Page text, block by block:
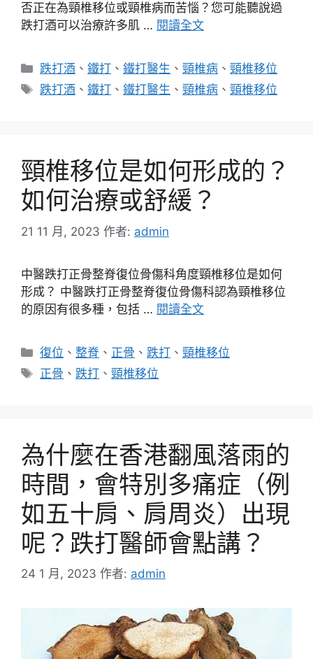
否正在為頸椎移位或頸椎病而苦惱？您可能聽說過
跌打酒可以治療許多肌 … 閱讀全文
分
類
跌打酒 、鐵打 、鐵打醫生 、頸椎病 、頸椎移位
標
跌打酒 、鐵打 、鐵打醫生 、頸椎病 、頸椎移位
頸椎移位是如何形成的？
如何治療或舒緩？
21 11 月, 2023 作者: admin
中醫跌打正骨整脊復位骨傷科角度頸椎移位是如何
形成？ 中醫跌打正骨整脊復位骨傷科認為頸椎移位
的原因有很多種，包括 … 閱讀全文
分
類
復位 、整脊 、 正骨 、 跌打 、頸椎移位
標
正骨 、 跌打 、頸椎移位
為什麼在香港翻風落雨的
時間，會特別多痛症（例
如五十肩、肩周炎）出現
呢？跌打醫師會點講？
24 1 月, 2023 作者: admin